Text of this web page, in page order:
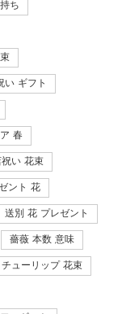
ち
い ギフト
春
祝い 花束
ント 花
送別 花 プレゼント
薔薇 本数 意味
チューリップ 花束